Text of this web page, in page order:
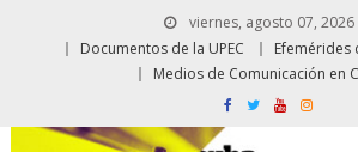
viernes, agosto 07, 2026
Documentos de la UPEC
Efemérides
Medios de Comunicación en